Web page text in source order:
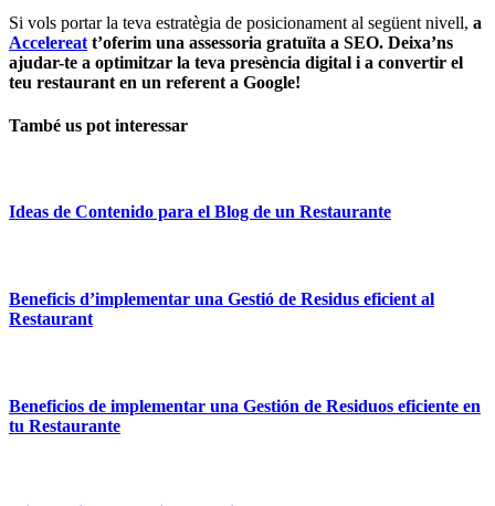
Si vols portar la teva estratègia de posicionament al següent nivell, a
Accelereat t’oferim una assessoria gratuïta a SEO. Deixa’ns
ajudar-te a optimitzar la teva presència digital i a convertir el
teu restaurant en un referent a Google!
També us pot interessar
Ideas de Contenido para el Blog de un Restaurante
Beneficis d’implementar una Gestió de Residus eficient al
Restaurant
Beneficios de implementar una Gestión de Residuos eficiente en
tu Restaurante